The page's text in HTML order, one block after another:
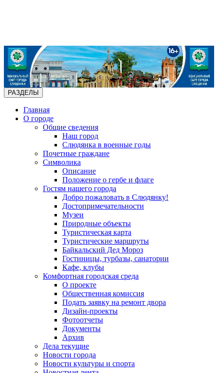
РАЗДЕЛЫ
Главная
О городе
Общие сведения
Наш город
Слюдянка в военные годы
Почетные граждане
Символика
Описание
Положение о гербе и флаге
Гостям нашего города
Добро пожаловать в Слюдянку!
Достопримечательности
Музеи
Природные объекты
Туристическая карта
Туристические маршруты
Байкальский Дед Мороз
Гостиницы, турбазы, санатории
Кафе, клубы
Комфортная городская среда
О проекте
Общественная комиссия
Подать заявку на ремонт двора
Дизайн-проекты
Фотоотчеты
Документы
Архив
Дела текущие
Новости города
Новости культуры и спорта